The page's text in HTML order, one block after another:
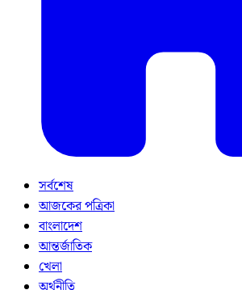
সর্বশেষ
আজকের পত্রিকা
বাংলাদেশ
আন্তর্জাতিক
খেলা